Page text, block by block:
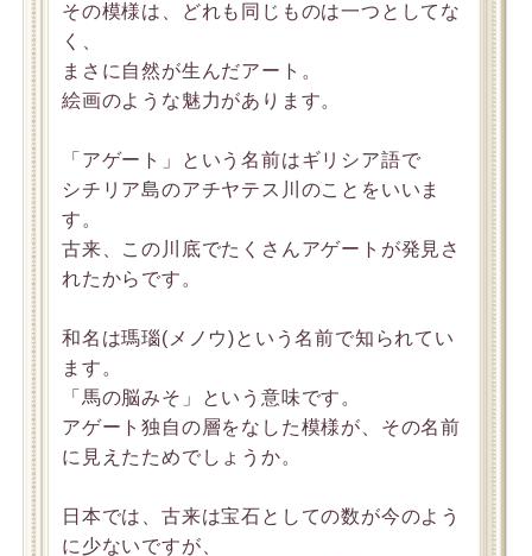
その模様は、どれも同じものは一つとしてな
く、
まさに自然が生んだアート。
絵画のような魅力があります。
「アゲート」という名前はギリシア語で
シチリア島のアチヤテス川のことをいいま
す。
古来、この川底でたくさんアゲートが発見さ
れたからです。
和名は瑪瑙(メノウ)という名前で知られてい
ます。
「馬の脳みそ」という意味です。
アゲート独自の層をなした模様が、その名前
に見えたためでしょうか。
日本では、古来は宝石としての数が今のよう
に少ないですが、